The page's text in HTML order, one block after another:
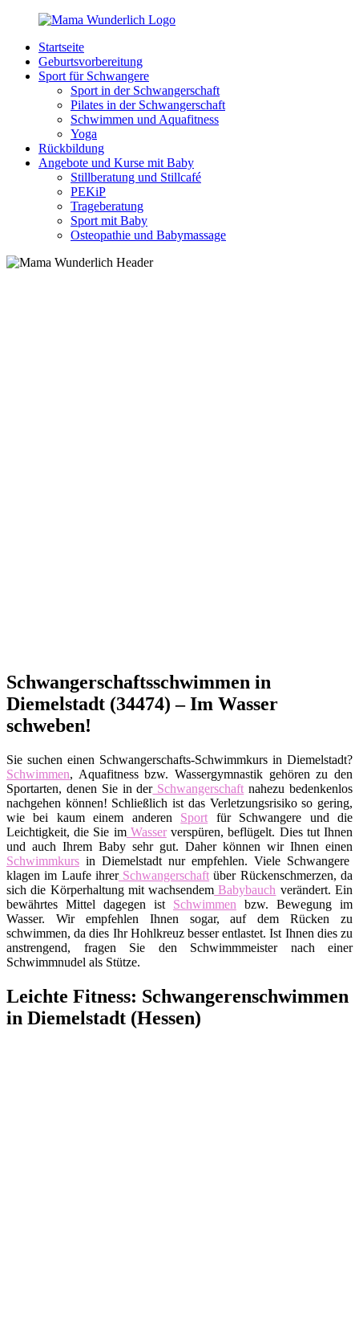
Zurück
Inhalt
MamaWunderlich.de
Mutti
sein
wunderbar!
Startseite
Geburtsvorbereitung
Sport für Schwangere
Sport in der Schwangerschaft
Pilates in der Schwangerschaft
Schwimmen und Aquafitness
Yoga
Rückbildung
Angebote und Kurse mit Baby
Stillberatung und Stillcafé
PEKiP
Trageberatung
Sport mit Baby
Osteopathie und Babymassage
Schwangerschaftsschwimmen in
Diemelstadt (34474) – Im Wasser
schweben!
Sie suchen einen Schwangerschafts-Schwimmkurs in Diemelstadt?
Schwimmen, Aquafitness bzw. Wassergymnastik gehören zu den
Sportarten, denen Sie in derSchwangerschaft nahezu bedenkenlos
nachgehen können! Schließlich ist das Verletzungsrisiko so gering,
wie bei kaum einem anderen Sport für Schwangere und die
Leichtigkeit, die Sie imWasserverspüren, beflügelt. Dies tut Ihnen
und auch Ihrem Baby sehr gut. Daher können wir Ihnen einen
Schwimmkurs in Diemelstadt nur empfehlen. Viele Schwangere
klagen im Laufe ihrerSchwangerschaft über Rückenschmerzen, da
sich die Körperhaltung mit wachsendem Babybauch verändert. Ein
bewährtes Mittel dagegen ist Schwimmen bzw. Bewegung im
Wasser. Wir empfehlen Ihnen sogar, auf dem Rücken zu
schwimmen, da dies Ihr Hohlkreuz besser entlastet. Ist Ihnen dies zu
anstrengend, fragen Sie den Schwimmmeister nach einer
Schwimmnudel als Stütze.
Leichte Fitness: Schwangerenschwimmen
in Diemelstadt (Hessen)